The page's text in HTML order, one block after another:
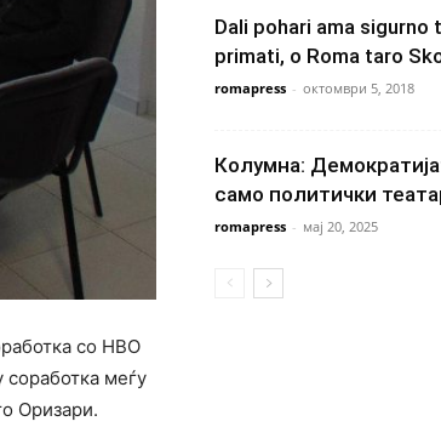
со НВО
соработка меѓу
Оризари.
Dali pohari ama sigurno
primati, o Roma taro
romapress - октомври 5, 2018
Колумна:
само политички
romapress - мај 20, 2025